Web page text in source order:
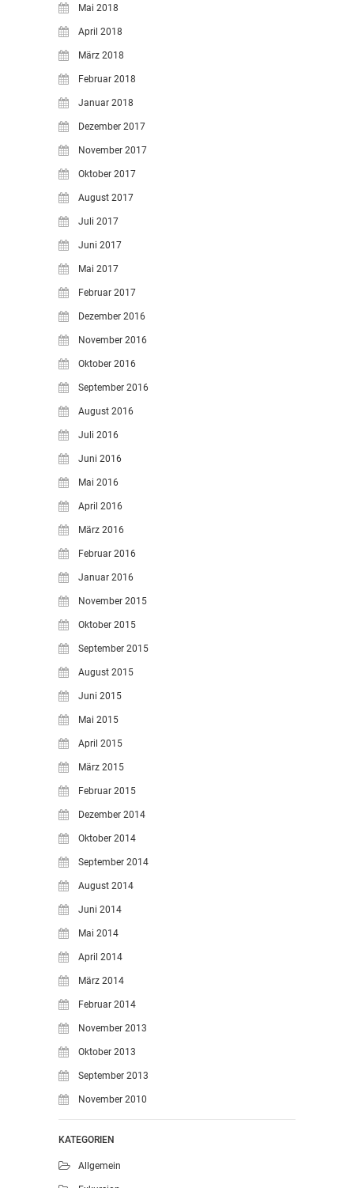
Mai 2018
April 2018
März 2018
Februar 2018
Januar 2018
Dezember 2017
November 2017
Oktober 2017
August 2017
Juli 2017
Juni 2017
Mai 2017
Februar 2017
Dezember 2016
November 2016
Oktober 2016
September 2016
August 2016
Juli 2016
Juni 2016
Mai 2016
April 2016
März 2016
Februar 2016
Januar 2016
November 2015
Oktober 2015
September 2015
August 2015
Juni 2015
Mai 2015
April 2015
März 2015
Februar 2015
Dezember 2014
Oktober 2014
September 2014
August 2014
Juni 2014
Mai 2014
April 2014
März 2014
Februar 2014
November 2013
Oktober 2013
September 2013
November 2010
KATEGORIEN
Allgemein